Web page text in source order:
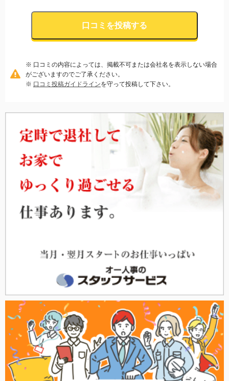
口コミを投稿する
※ 口コミの内容によっては、掲載不可または会社名を表示しない場合
がございますのでご了承ください。
※ 口コミ投稿ガイドラインを守って投稿して下さい。